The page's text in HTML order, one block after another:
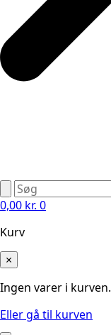
0,00 kr. 0
Kurv
×
Ingen varer i kurven.
Eller gå til kurven